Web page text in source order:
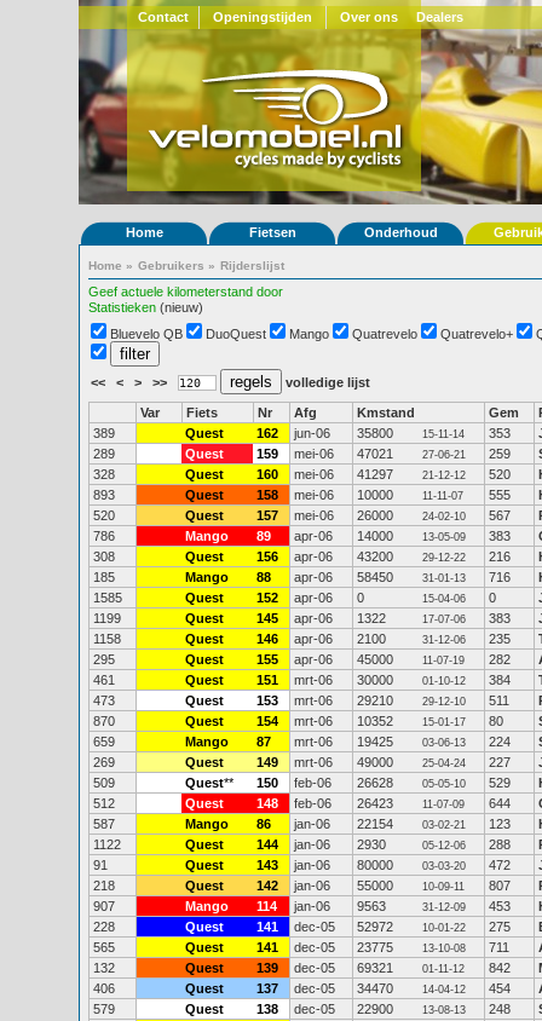
Contact Openingstijden Over ons Dealers
Home Fietsen Onderhoud
Home » Gebruikers » Rijderslijst
Geef actuele kilometerstand door
Statistieken (nieuw)
Bluevelo QB
DuoQuest Mango Quatrevelo Quatrevelo+
<< < > >> volledige lijst
Var Fiets Nr Afg Kmstand Gem
389
Quest 162 jun-06 35800 15-11-14 353
289
Quest 159 mei-06 47021 27-06-21 259
328
Quest 160 mei-06 41297 21-12-12 520
893
Quest 158 mei-06 10000 11-11-07 555
520
Quest 157 mei-06 26000 24-02-10 567
786
Mango 89 apr-06 14000 13-05-09 383
308
Quest 156 apr-06 43200 29-12-22 216
185
Mango 88 apr-06 58450 31-01-13 716
1585
Quest 152 apr-06 0 15-04-06 0
1199
Quest 145 apr-06 1322 17-07-06 383
1158
Quest 146 apr-06 2100 31-12-06 235
295
Quest 155 apr-06 45000 11-07-19 282
461
Quest 151 mrt-06 30000 01-10-12 384
473
Quest 153 mrt-06 29210 29-12-10 511
870
Quest 154 mrt-06 10352 15-01-17 80
659
Mango 87 mrt-06 19425 03-06-13 224
269
Quest 149 mrt-06 49000 25-04-24 227
509
Quest** 150 feb-06 26628 05-05-10 529
512
Quest 148 feb-06 26423 11-07-09 644
587
Mango 86 jan-06 22154 03-02-21 123
1122
Quest 144 jan-06 2930 05-12-06 288
91
Quest 143 jan-06 80000 03-03-20 472
218
Quest 142 jan-06 55000 10-09-11 807
907
Mango 114 jan-06 9563 31-12-09 453
228
Quest 141 dec-05 52972 10-01-22 275
565
Quest 141 dec-05 23775 13-10-08 711
132
Quest 139 dec-05 69321 01-11-12 842
406
Quest 137 dec-05 34470 14-04-12 454
579
Quest 138 dec-05 22900 13-08-13 248